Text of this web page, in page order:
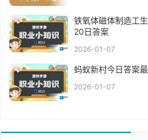
铁氧体磁体制造工
20日答案
2026-01-07
蚂蚁新村今日答案
2026-01-07